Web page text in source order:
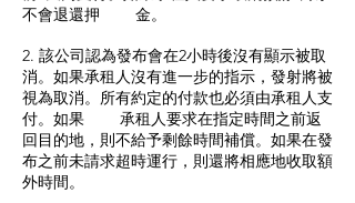
不會退還押 金。
2. 該公司認為發布會在2小時後沒有顯示被取
消。如果承租人沒有進一步的指示，發射將被
視為取消。所有約定的付款也必須由承租人支
付。如果 承租人要求在指定時間之前返
回目的地，則不給予剩餘時間補償。如果在發
布之前未請求超時運行，則還將相應地收取額
外時間。